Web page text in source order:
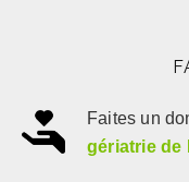
Faites un
gériatrie de